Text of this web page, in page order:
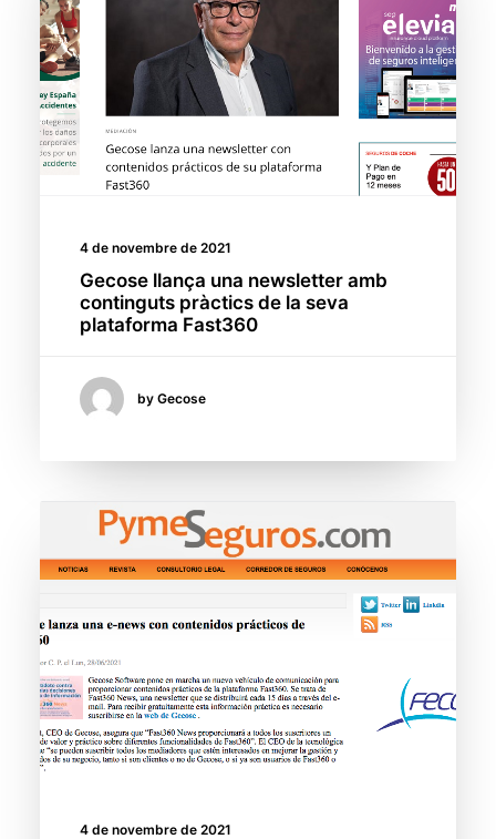
4 de novembre de 2021
Gecose llança una newsletter amb
continguts pràctics de la seva
plataforma Fast360
by Gecose
4 de novembre de 2021